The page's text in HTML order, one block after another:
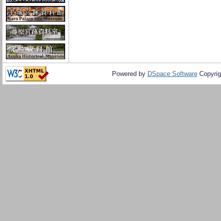
Powered by DSpace Software